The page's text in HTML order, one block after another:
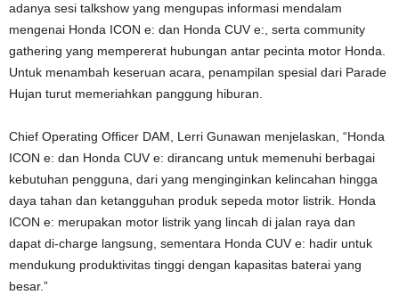
adanya sesi talkshow yang mengupas informasi mendalam
mengenai Honda ICON e: dan Honda CUV e:, serta community
gathering yang mempererat hubungan antar pecinta motor Honda.
Untuk menambah keseruan acara, penampilan spesial dari Parade
Hujan turut memeriahkan panggung hiburan.
Chief Operating Officer DAM, Lerri Gunawan menjelaskan, “Honda
ICON e: dan Honda CUV e: dirancang untuk memenuhi berbagai
kebutuhan pengguna, dari yang menginginkan kelincahan hingga
daya tahan dan ketangguhan produk sepeda motor listrik. Honda
ICON e: merupakan motor listrik yang lincah di jalan raya dan
dapat di-charge langsung, sementara Honda CUV e: hadir untuk
mendukung produktivitas tinggi dengan kapasitas baterai yang
besar.”